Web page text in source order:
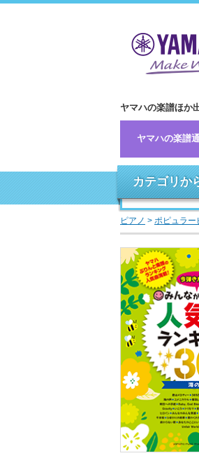
ヤマハの楽譜ほか
ヤマハの楽譜
カテゴリか
ピアノ > ポピュラー